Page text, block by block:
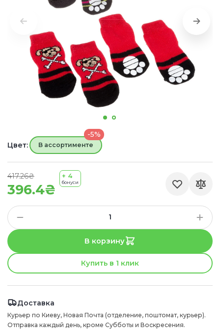
396.4₴
417.26₴ + 4
бонуси
Цвет:
-5%
В ассортименте
В корзину
Купить в 1 клик
Доставка
Курьер по Киеву, Новая Почта (отделение, поштомат, курьер).
Отправка каждый день, кроме Субботы и Воскресения.